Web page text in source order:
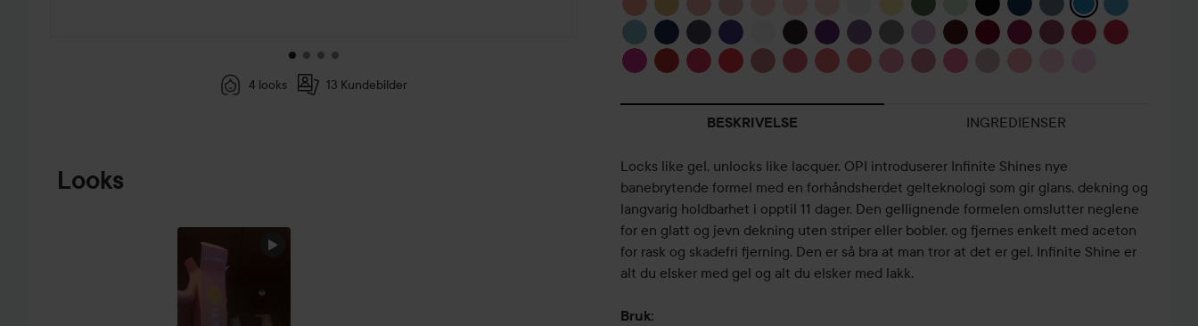
4 looks 13 Kundebilder
Looks
HOPP OVER SEKSJON
BESKRIVELSE INGREDIENSER
Locks like gel, unlocks like lacquer. OPI introduserer Infinite Shines nye
banebrytende formel med en forhåndsherdet gelteknologi som gir glans, dekning og
langvarig holdbarhet i opptil 11 dager. Den gellignende formelen omslutter neglene
for en glatt og jevn dekning uten striper eller bobler, og fjernes enkelt med aceton
for rask og skadefri fjerning. Den er så bra at man tror at det er gel. Infinite Shine er
alt du elsker med gel og alt du elsker med lakk.
Bruk: